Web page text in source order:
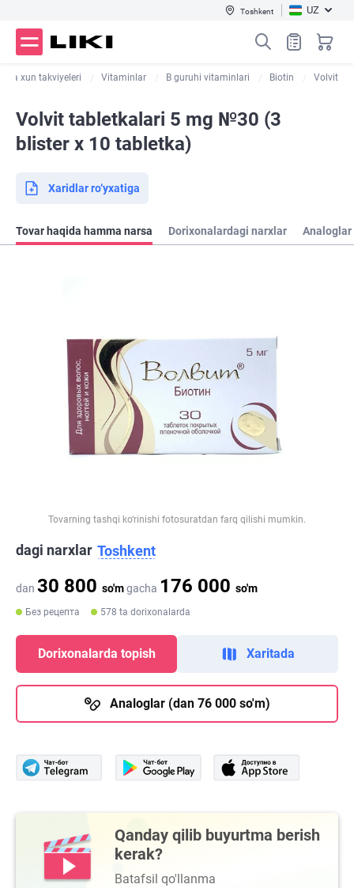
Toshkent UZ
va xun takviyeleri Vitaminlar B guruhi vitaminlari Biotin Volvit
Volvit tabletkalari 5 mg №30 (3
blister х 10 tabletka)
Xaridlar ro‘yxatiga
Tovar haqida hamma narsa Dorixonalardagi narxlar Analoglar
Tovarning tashqi ko‘rinishi fotosuratdan farq qilishi mumkin.
dagi narxlar Toshkent
dan 30 800 so'mgacha 176 000 so'm
Без рецепта 578 ta dorixonalarda
Dorixonalarda topish Xaritada
Analoglar (dan 76 000 so'm)
Qanday qilib buyurtma berish
kerak?
Batafsil qo'llanma